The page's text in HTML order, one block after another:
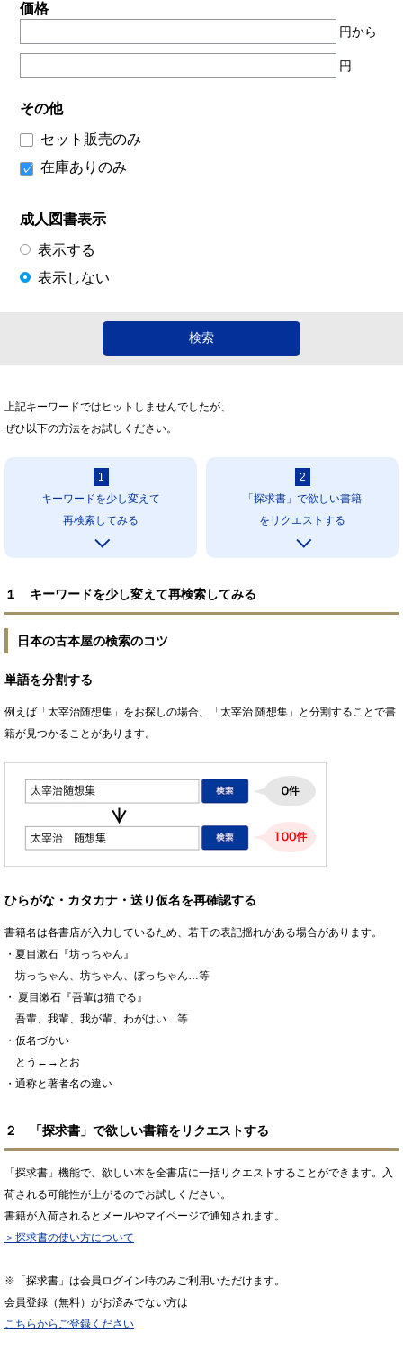
価格
円から
円
その他
セット販売のみ
在庫ありのみ
成人図書表示
表示する
表示しない
上記キーワードではヒットしませんでしたが、
ぜひ以下の方法をお試しください。
1
キーワードを少し変えて
再検索してみる
2
「探求書」で欲しい書籍
をリクエストする
１ キーワードを少し変えて再検索してみる
日本の古本屋の検索のコツ
単語を分割する
例えば「太宰治随想集」をお探しの場合、「太宰治 随想集」と分割することで書
籍が見つかることがあります。
ひらがな・カタカナ・送り仮名を再確認する
書籍名は各書店が入力しているため、若干の表記揺れがある場合があります。
・夏目漱石『坊っちゃん』
坊っちゃん、坊ちゃん、ぼっちゃん…等
・ 夏目漱石『吾輩は猫でる』
吾輩、我輩、我が輩、わがはい…等
・仮名づかい
とう←→とお
・通称と著者名の違い
２ 「探求書」で欲しい書籍をリクエストする
「探求書」機能で、欲しい本を全書店に一括リクエストすることができます。入
荷される可能性が上がるのでお試しください。
書籍が入荷されるとメールやマイページで通知されます。
＞探求書の使い方について
※「探求書」は会員ログイン時のみご利用いただけます。
会員登録（無料）がお済みでない方は
こちらからご登録ください